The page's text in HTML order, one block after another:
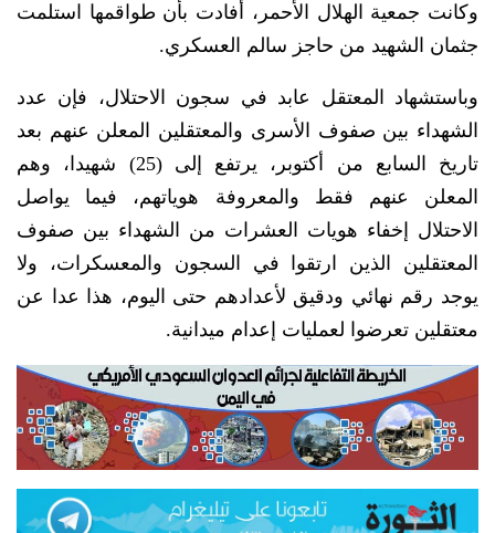
وكانت جمعية الهلال الأحمر، أفادت بأن طواقمها استلمت
جثمان الشهيد من حاجز سالم العسكري.
وباستشهاد المعتقل عابد في سجون الاحتلال، فإن عدد
الشهداء بين صفوف الأسرى والمعتقلين المعلن عنهم بعد
تاريخ السابع من أكتوبر، يرتفع إلى (25) شهيدا، وهم
المعلن عنهم فقط والمعروفة هوياتهم، فيما يواصل
الاحتلال إخفاء هويات العشرات من الشهداء بين صفوف
المعتقلين الذين ارتقوا في السجون والمعسكرات، ولا
يوجد رقم نهائي ودقيق لأعدادهم حتى اليوم، هذا عدا عن
معتقلين تعرضوا لعمليات إعدام ميدانية.